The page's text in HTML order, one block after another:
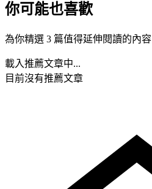
你可能也喜歡
為你精選 3 篇值得延伸閱讀的內容
載入推薦文章中...
目前沒有推薦文章